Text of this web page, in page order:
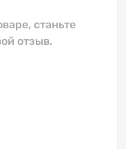
станьте
отзыв.